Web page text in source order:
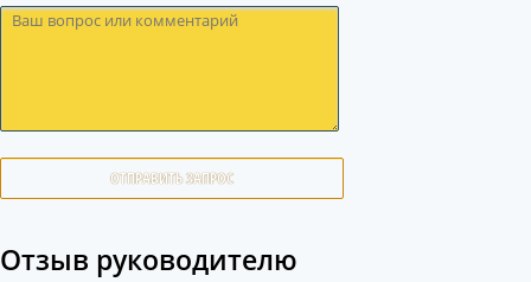
ОТПРАВИТЬ ЗАПРОС
Отзыв руководителю